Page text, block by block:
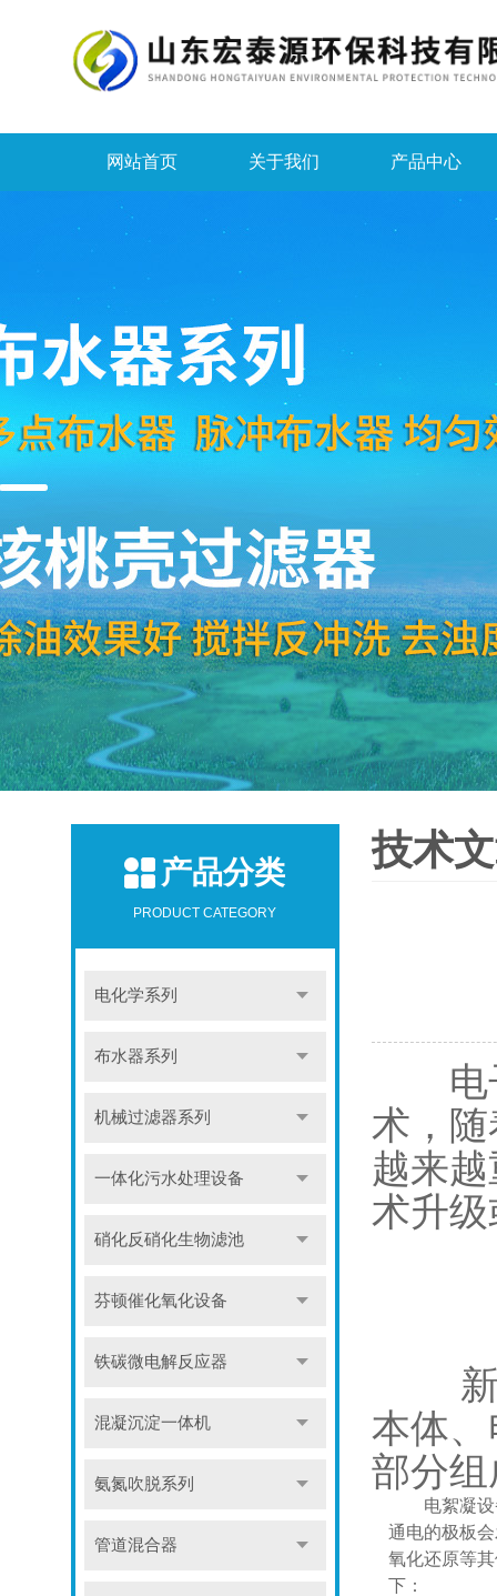
网站首页 关于我们 产品中心
产品分类
PRODUCT CATEGORY
电化学系列
布水器系列
机械过滤器系列
一体化污水处理设备
硝化反硝化生物滤池
芬顿催化氧化设备
铁碳微电解反应器
混凝沉淀一体机
氨氮吹脱系列
管道混合器
技术
电子
术，
越来
术升
新型
本体
部分
电絮凝设备
通电的极板
氧化还原等
下：